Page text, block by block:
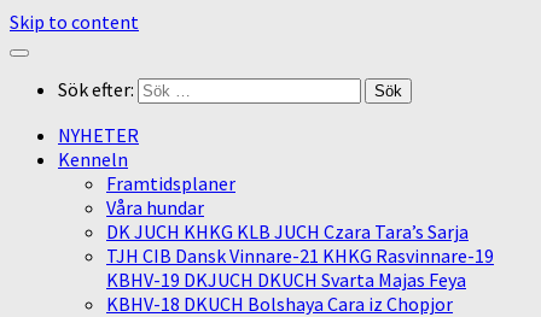
Skip to content
Sök efter:
NYHETER
Kenneln
Framtidsplaner
Våra hundar
DK JUCH KHKG KLB JUCH Czara Tara’s Sarja
TJH CIB Dansk Vinnare-21 KHKG Rasvinnare-19
KBHV-19 DKJUCH DKUCH Svarta Majas Feya
KBHV-18 DKUCH Bolshaya Cara iz Chopjor